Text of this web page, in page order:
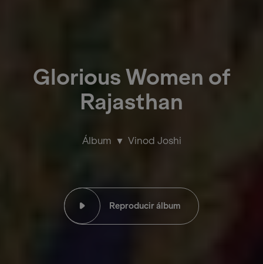
Glorious Women of
Rajasthan
Álbum Vinod Joshi
Reproducir álbum